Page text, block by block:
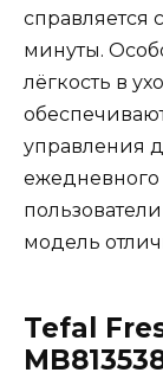
справляется
минуты.
лёгкость в
управления
ежедневного
модель
Tefal